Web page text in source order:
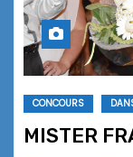
CONCOURS
MISTER